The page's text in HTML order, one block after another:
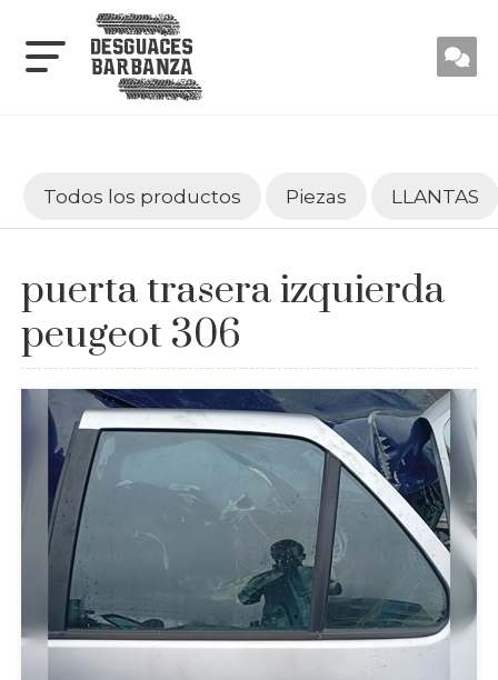
Todos los productos Piezas LLANTAS
puerta trasera izquierda
peugeot 306